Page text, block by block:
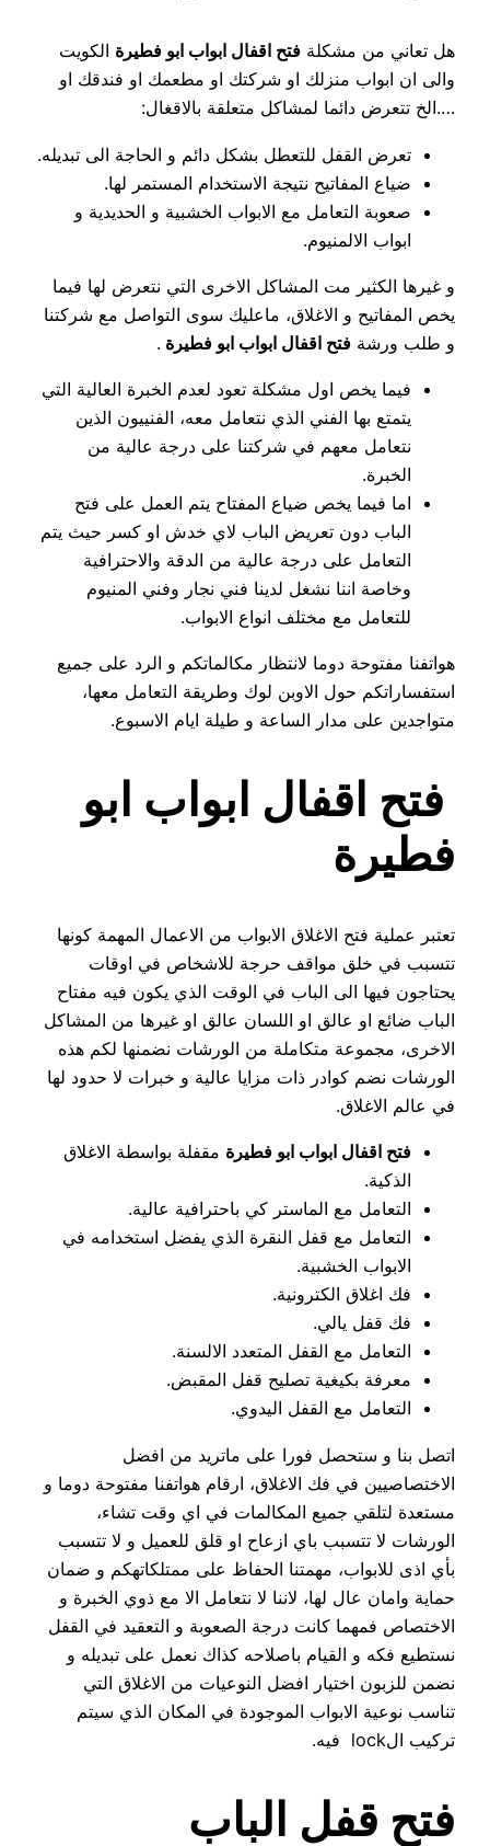
هل تعاني من مشكلة فتح اقفال ابواب ابو فطيرة الكويت
والى ان ابواب منزلك او شركتك او مطعمك او فندقك او
….الخ تتعرض دائما لمشاكل متعلقة بالاقغال:
تعرض القفل للتعطل بشكل دائم و الحاجة الى تبديله.
ضياع المفاتيح نتيجة الاستخدام المستمر لها.
صعوبة التعامل مع الابواب الخشبية و الحديدية و
ابواب الالمنيوم.
و غيرها الكثير مت المشاكل الاخرى التي نتعرض لها فيما
يخص المفاتيح و الاغلاق، ماعليك سوى التواصل مع شركتنا
و طلب ورشة فتح اقفال ابواب ابو فطيرة .
فيما يخص اول مشكلة تعود لعدم الخبرة العالية التي
يتمتع بها الفني الذي نتعامل معه، الفنييون الذين
نتعامل معهم في شركتنا على درجة عالية من
الخبرة.
اما فيما يخص ضياع المفتاح يتم العمل على فتح
الباب دون تعريض الباب لاي خدش او كسر حيث يتم
التعامل على درجة عالية من الدقة والاحترافية
وخاصة اننا نشغل لدينا فني نجار وفني المنيوم
للتعامل مع مختلف انواع الابواب.
هواتفنا مفتوحة دوما لانتظار مكالماتكم و الرد على جميع
استفساراتكم حول الاوبن لوك وطريقة التعامل معها،
متواجدين على مدار الساعة و طيلة ايام الاسبوع.
فتح اقفال ابواب ابو
فطيرة
تعتبر عملية فتح الاغلاق الابواب من الاعمال المهمة كونها
تتسبب في خلق مواقف حرجة للاشخاص في اوقات
يحتاجون فيها الى الباب في الوقت الذي يكون فيه مفتاح
الباب ضائع او عالق او اللسان عالق او غيرها من المشاكل
الاخرى، مجموعة متكاملة من الورشات نضمنها لكم هذه
الورشات نضم كوادر ذات مزايا عالية و خبرات لا حدود لها
في عالم الاغلاق.
فتح اقفال ابواب ابو فطيرة مقفلة بواسطة الاغلاق
الذكية.
التعامل مع الماستر كي باحترافية عالية.
التعامل مع قفل النقرة الذي يفضل استخدامه في
الابواب الخشبية.
فك اغلاق الكترونية.
فك قفل يالي.
التعامل مع القفل المتعدد الالسنة.
معرفة بكيغية تصليح قفل المقبض.
التعامل مع القفل اليدوي.
اتصل بنا و ستحصل فورا على ماتريد من افضل
الاختصاصيين في فك الاغلاق، ارقام هواتفنا مفتوحة دوما و
مستعدة لتلقي جميع المكالمات في اي وقت تشاء،
الورشات لا تتسبب باي ازعاح او قلق للعميل و لا تتسبب
بأي اذى للابواب، مهمتنا الحفاظ على ممتلكاتهكم و ضمان
حماية وامان عال لها، لاننا لا نتعامل الا مع ذوي الخبرة و
الاختصاص فمهما كانت درجة الصعوبة و التعقيد في القفل
نستطيع فكه و القيام باصلاحه كذاك نعمل على تبديله و
نضمن للزبون اختيار افضل النوعيات من الاغلاق التي
تناسب نوعية الابواب الموجودة في المكان الذي سيتم
تركيب الlock فيه.
فتح قفل الباب